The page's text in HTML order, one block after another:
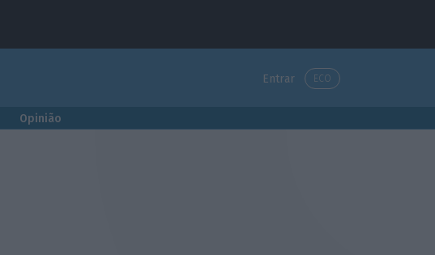
Entrar ECO
Opinião